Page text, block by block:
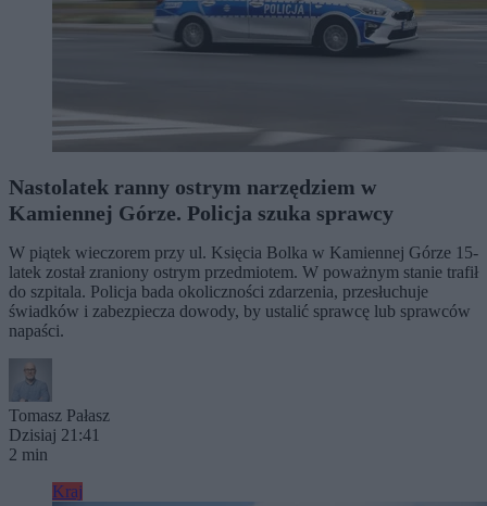
Nastolatek ranny ostrym narzędziem w
Kamiennej Górze. Policja szuka sprawcy
W piątek wieczorem przy ul. Księcia Bolka w Kamiennej Górze 15-
latek został zraniony ostrym przedmiotem. W poważnym stanie trafił
do szpitala. Policja bada okoliczności zdarzenia, przesłuchuje
świadków i zabezpiecza dowody, by ustalić sprawcę lub sprawców
napaści.
Tomasz Pałasz
Dzisiaj 21:41
2 min
Kraj